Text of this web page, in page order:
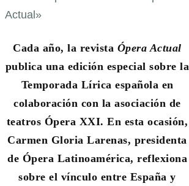
Cada año, la revista Ópera Actual
publica una edición especial sobre la
Temporada Lírica española en
colaboración con la asociación de
teatros Ópera XXI. En esta ocasión,
Carmen Gloria Larenas, presidenta
de Ópera Latinoamérica, reflexiona
sobre el vínculo entre España y